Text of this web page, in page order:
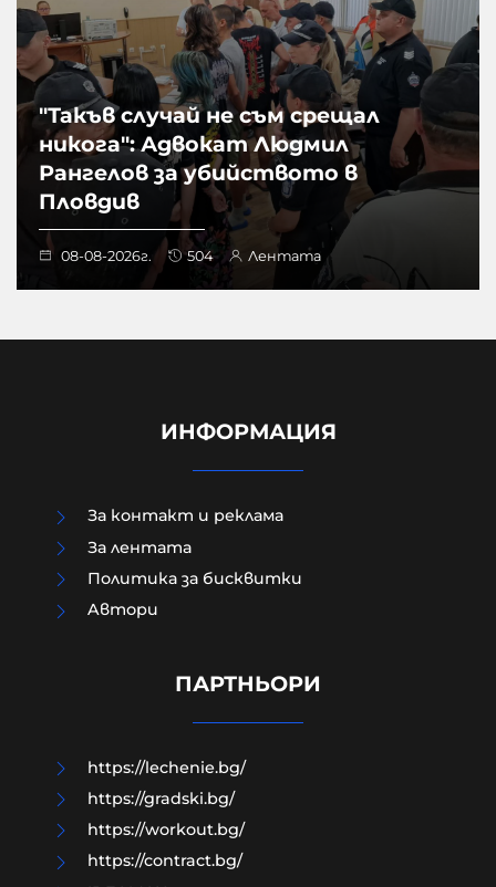
"Такъв случай не съм срещал
никога": Адвокат Людмил
Рангелов за убийството в
Пловдив
08-08-2026г. 504 Лентата
прости стъпки?
ИНФОРМАЦИЯ
За контакт и реклама
За лентата
Политика за бисквитки
Aвтори
ПАРТНЬОРИ
https://lechenie.bg/
https://gradski.bg/
https://workout.bg/
https://contract.bg/